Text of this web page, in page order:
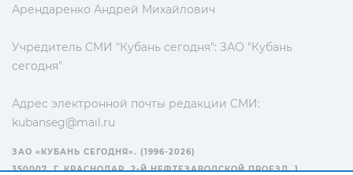
Арендаренко Андрей Михайлович
Учредитель СМИ "Кубань сегодня": ЗАО "Кубань
сегодня"
Адрес электронной почты редакции СМИ:
kubanseg@mail.ru
ЗАО «КУБАНЬ СЕГОДНЯ». (1996-2026)
350007, Г. КРАСНОДАР, 2-Й НЕФТЕЗАВОДСКОЙ ПРОЕЗД, 1